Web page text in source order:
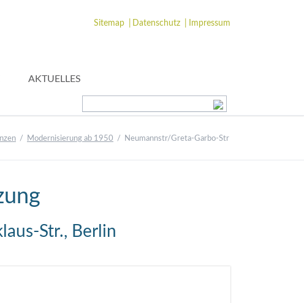
NavigationSitemap Datenschutz Impressum
AKTUELLES
Modernisierung ab 1950 Neumannstr/Greta-Garbo-Str
Str., Berlin